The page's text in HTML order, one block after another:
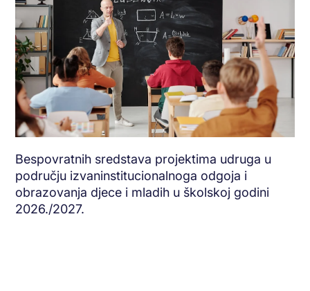
Bespovratnih sredstava projektima udruga u
području izvaninstitucionalnoga odgoja i
obrazovanja djece i mladih u školskoj godini
2026./2027.